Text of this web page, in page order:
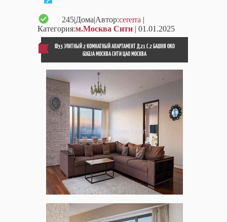
245|Дома|Автор:cererra |
Категория:м.Москва Сити | 01.01.2025
ID33 ЭЛИТНЫЙ 2 КОМНАТНЫЙ АПАРТАМЕНТ Д.21 С.2 БАШНЯ OKO
GUGIJA МОСКВА СИТИ ЦАО МОСКВА